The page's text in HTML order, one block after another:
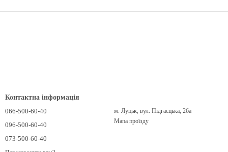
Контактна інформація
066-500-60-40
096-500-60-40
073-500-60-40
м. Луцьк, вул. Підгаєцька, 26а
Мапа проїзду